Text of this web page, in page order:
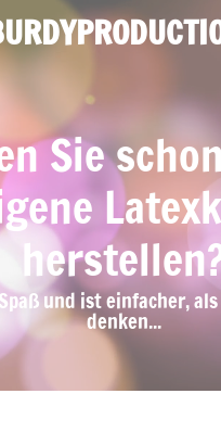
Sie
und ist einfacher,
denken...